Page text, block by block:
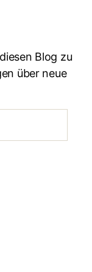
Blog zu
über neue